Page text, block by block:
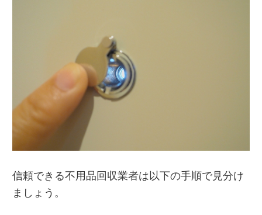
信頼できる不用品回収業者は以下の手順で見分け
ましょう。